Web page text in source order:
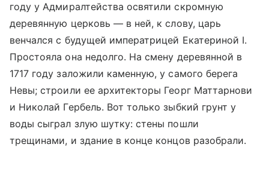
году у Адмиралтейства освятили скромную
деревянную церковь — в ней, к слову, царь
венчался с будущей императрицей Екатериной I.
Простояла она недолго. На смену деревянной в
1717 году заложили каменную, у самого берега
Невы; строили ее архитекторы Георг Маттарнови
и Николай Гербель. Вот только зыбкий грунт у
воды сыграл злую шутку: стены пошли
трещинами, и здание в конце концов разобрали.